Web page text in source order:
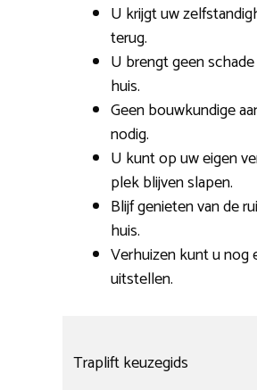
U krijgt uw
terug.
U brengt geen
huis.
Geen bouwkundige
nodig.
U kunt op uw eigen
plek blijven slapen.
Blijf genieten van de
huis.
Verhuizen kunt u nog
uitstellen.
Traplift keuzegids